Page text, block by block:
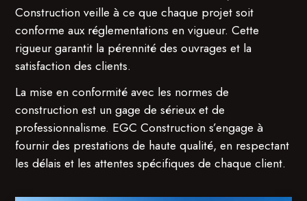
Construction veille à ce que chaque projet soit
conforme aux réglementations en vigueur. Cette
rigueur garantit la pérennité des ouvrages et la
satisfaction des clients.
La mise en conformité avec les normes de
construction est un gage de sérieux et de
professionnalisme. EGC Construction s’engage à
fournir des prestations de haute qualité, en respectant
les délais et les attentes spécifiques de chaque client.